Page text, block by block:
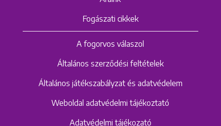
Fogászati cikkek
A fogorvos válaszol
Általános szerződési feltételek
Általános játékszabályzat és adatvédelem
Weboldal adatvédelmi tájékoztató
Adatvédelmi tájékozató